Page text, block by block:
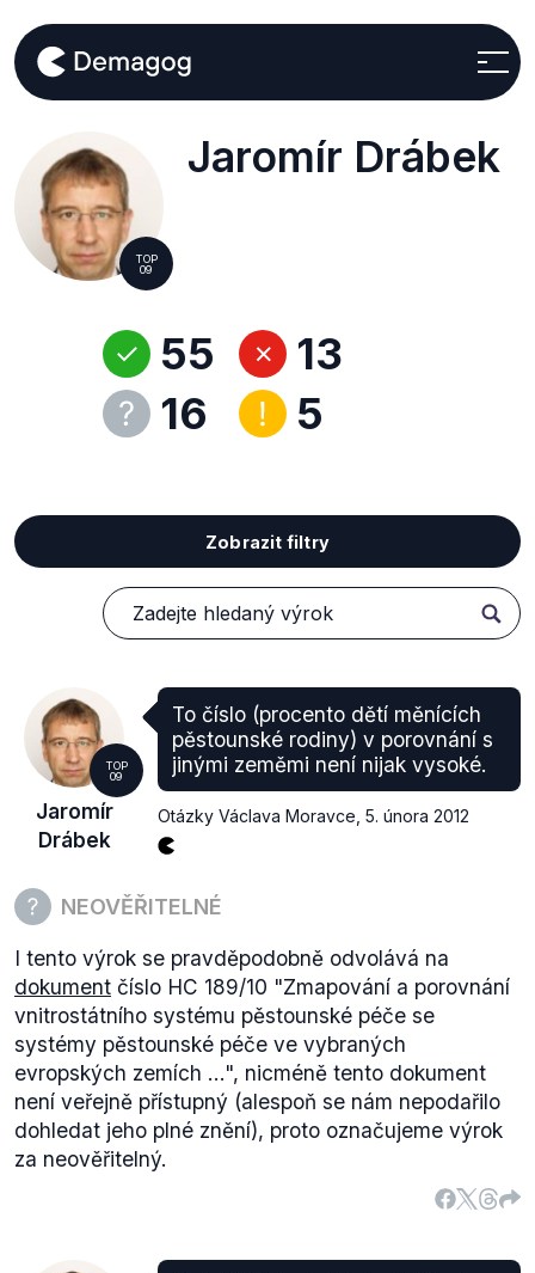
TOP
09
Jaromír Drábek
55
16
13
5
Zobrazit filtry
TOP
09
Jaromír
Drábek
To číslo (procento dětí měnících
pěstounské rodiny) v porovnání s
jinými zeměmi není nijak vysoké.
Otázky Václava Moravce 5. února 2012
NEOVĚŘITELNÉ
I tento výrok se pravděpodobně odvolává na
dokument číslo HC 189/10 "Zmapování a porovnání
vnitrostátního systému pěstounské péče se
systémy pěstounské péče ve vybraných
evropských zemích ...", nicméně tento dokument
není veřejně přístupný (alespoň se nám nepodařilo
dohledat jeho plné znění), proto označujeme výrok
za neověřitelný.